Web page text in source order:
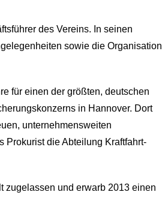
des Vereins. In seinen
sowie die Organisation
für einen der größten, deutschen
in Hannover. Dort
unternehmensweiten
Prokurist die Abteilung Kraftfahrt-
zugelassen und erwarb 2013 einen